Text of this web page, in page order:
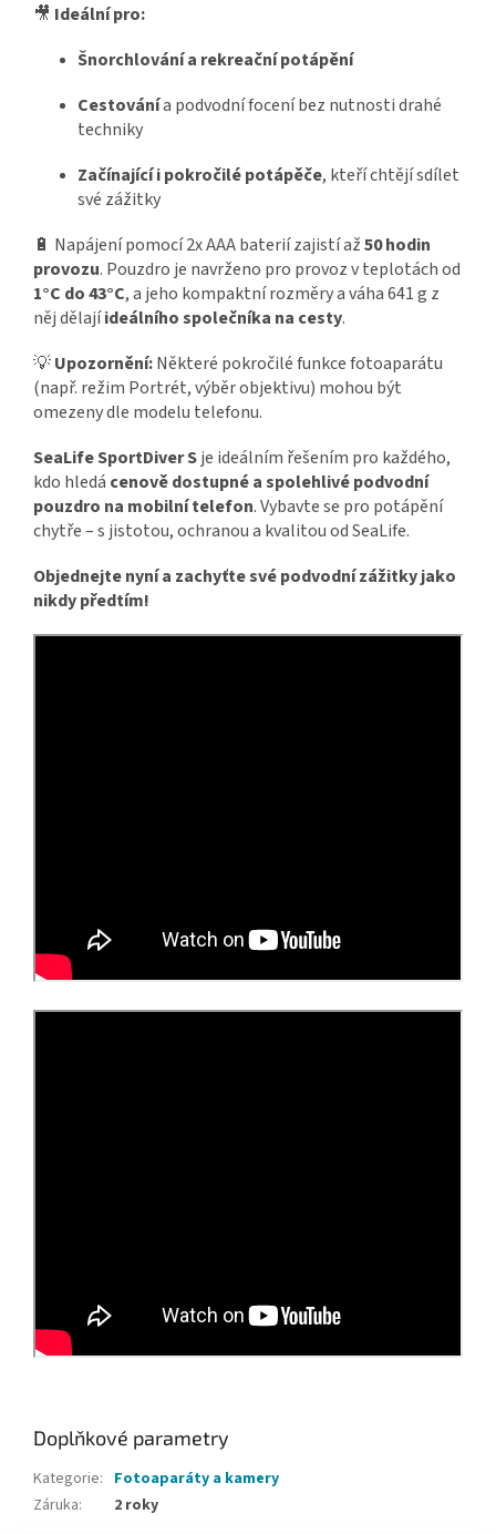
🎥 Ideální pro:
Šnorchlování a rekreační potápění
Cestovánía podvodní focení bez nutnosti drahé
techniky
Začínající i pokročilé potápěče, kteří chtějí sdílet
své zážitky
🔋 Napájení pomocí 2x AAA baterií zajistí až50 hodin
provozu. Pouzdro je navrženo pro provoz v teplotách od
1°C do 43°C, a jeho kompaktní rozměry a váha 641 g z
něj dělajíideálního společníka na cesty.
💡Upozornění:Některé pokročilé funkce fotoaparátu
(např. režim Portrét, výběr objektivu) mohou být
omezeny dle modelu telefonu.
SeaLife SportDiver Sje ideálním řešením pro každého,
kdo hledá cenově dostupné a spolehlivé podvodní
pouzdro na mobilní telefon. Vybavte se pro potápění
chytře – s jistotou, ochranou a kvalitou od SeaLife.
Objednejte nyní a zachyťte své podvodní zážitky jako
nikdy předtím!
Doplňkové parametry
Kategorie: Fotoaparáty a kamery
Záruka: 2 roky